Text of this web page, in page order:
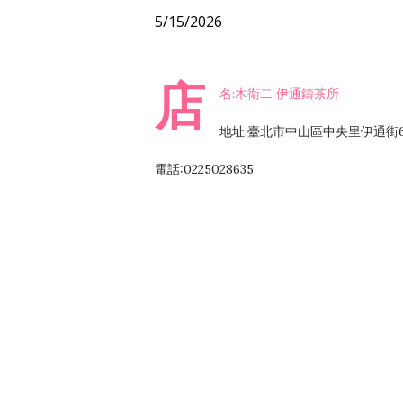
5/15/2026
店 名:木衛二 伊通鑄茶所
地址:臺北市中山區中央里伊通
電話:0225028635